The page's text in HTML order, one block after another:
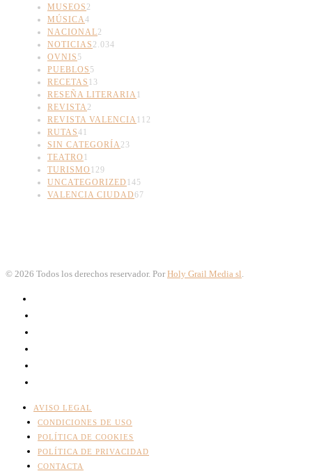
MUSEOS 2
MÚSICA4
NACIONAL2
NOTICIAS 2.034
OVNIS 5
PUEBLOS 5
RECETAS 13
RESEÑA LITERARIA 1
REVISTA 2
REVISTA VALENCIA 112
RUTAS41
SIN CATEGORÍA 23
TEATRO 1
TURISMO 129
UNCATEGORIZED 145
VALENCIA CIUDAD67
© 2026 Todos los derechos reservador. Por Holy Grail Media sl
AVISO LEGAL
CONDICIONES DE USO
POLÍTICA DE COOKIES
POLÍTICA DE PRIVACIDAD
CONTACTA